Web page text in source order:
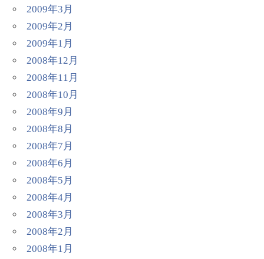
2009年3月
2009年2月
2009年1月
2008年12月
2008年11月
2008年10月
2008年9月
2008年8月
2008年7月
2008年6月
2008年5月
2008年4月
2008年3月
2008年2月
2008年1月